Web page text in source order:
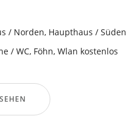
/ Norden, Haupthaus / Süden
/ WC, Föhn, Wlan kostenlos